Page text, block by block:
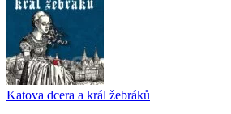
Katova dcera a král žebráků